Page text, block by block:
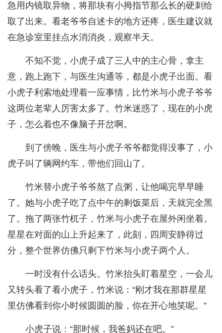
急用内镜取异物，将那块有小拇指节那么长的硬刺给
取了出来。看老爷爷自述卡的地方还疼，医生建议就
在急诊室里挂点水消消炎，观察半天。
不知不觉，小虎子成了三人中的主心骨，拿主
意，跑上跑下，与医生沟通等，都是小虎子出面。看
小虎子利索地处理着一应事情，比竹米与小虎子爷爷
这两位老辈人厉害太多了。竹米迷惑了，现在的小虎
子，怎么着也不像脑子开岔啊。
到了傍晚，医生与小虎子爷爷都觉得没事了，小
虎子叫了辆网约车，带他们回山了。
竹米替小虎子爷爷熬了点粥，让他喝完早早睡
了。她与小虎子吃了点中午的剩饭菜后，天就完全黑
了。拖了两张竹杌子，竹米与小虎子在屋外闲坐着。
星星在对面的山上升起来了，此刻，四周安静得过
分，整个世界仿佛只剩下竹米与小虎子两个人。
一时没有什么话头。竹米抬头盯着星空，一会儿
又转头看了看小虎子，竹米说：“刚才我在那群星星
里仿佛看到你小时候圆圆的脸，你在开心地笑呢。”
小虎子说：“那时候，我爸妈还在吧。”